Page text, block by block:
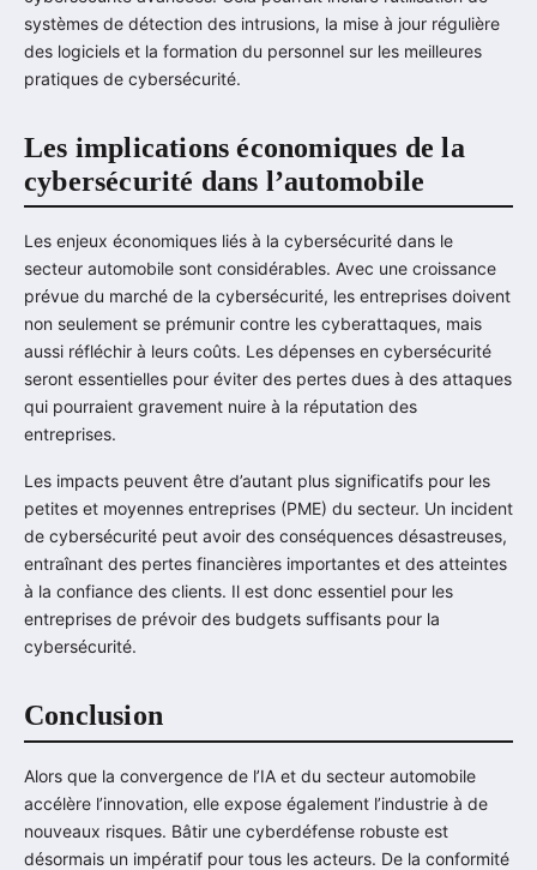
systèmes de détection des intrusions, la mise à jour régulière
des logiciels et la formation du personnel sur les meilleures
pratiques de cybersécurité.
Les implications économiques de la
cybersécurité dans l’automobile
Les enjeux économiques liés à la cybersécurité dans le
secteur automobile sont considérables. Avec une croissance
prévue du marché de la cybersécurité, les entreprises doivent
non seulement se prémunir contre les cyberattaques, mais
aussi réfléchir à leurs coûts. Les dépenses en cybersécurité
seront essentielles pour éviter des pertes dues à des attaques
qui pourraient gravement nuire à la réputation des
entreprises.
Les impacts peuvent être d’autant plus significatifs pour les
petites et moyennes entreprises (PME) du secteur. Un incident
de cybersécurité peut avoir des conséquences désastreuses,
entraînant des pertes financières importantes et des atteintes
à la confiance des clients. Il est donc essentiel pour les
entreprises de prévoir des budgets suffisants pour la
cybersécurité.
Conclusion
Alors que la convergence de l’IA et du secteur automobile
accélère l’innovation, elle expose également l’industrie à de
nouveaux risques. Bâtir une cyberdéfense robuste est
désormais un impératif pour tous les acteurs. De la conformité